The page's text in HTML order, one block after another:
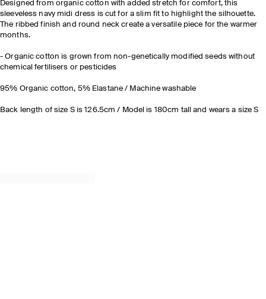
Designed from organic cotton with added stretch for comfort, this
sleeveless navy midi dress is cut for a slim fit to highlight the silhouette.
The ribbed finish and round neck create a versatile piece for the warmer
months.
- Organic cotton is grown from non-genetically modified seeds without
chemical fertilisers or pesticides
95% Organic cotton, 5% Elastane / Machine washable
Back length of size S is 126.5cm / Model is 180cm tall and wears a size S